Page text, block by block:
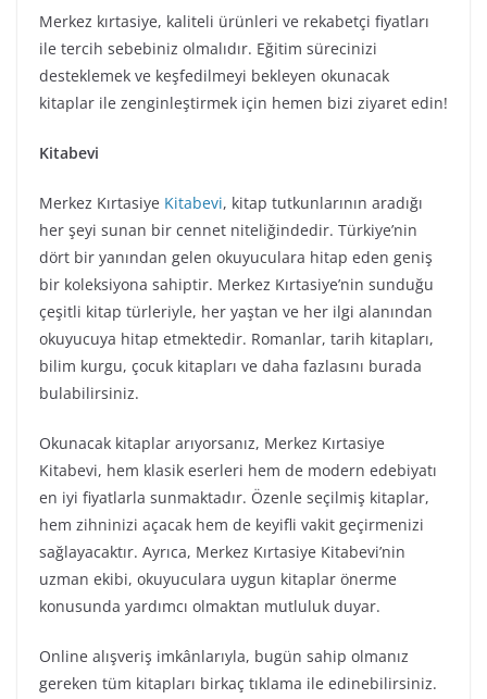
Merkez kırtasiye, kaliteli ürünleri ve rekabetçi fiyatları
ile tercih sebebiniz olmalıdır. Eğitim sürecinizi
desteklemek ve keşfedilmeyi bekleyen okunacak
kitaplar ile zenginleştirmek için hemen bizi ziyaret edin!
Kitabevi
Merkez Kırtasiye Kitabevi, kitap tutkunlarının aradığı
her şeyi sunan bir cennet niteliğindedir. Türkiye’nin
dört bir yanından gelen okuyuculara hitap eden geniş
bir koleksiyona sahiptir. Merkez Kırtasiye’nin sunduğu
çeşitli kitap türleriyle, her yaştan ve her ilgi alanından
okuyucuya hitap etmektedir. Romanlar, tarih kitapları,
bilim kurgu, çocuk kitapları ve daha fazlasını burada
bulabilirsiniz.
Okunacak kitaplar arıyorsanız, Merkez Kırtasiye
Kitabevi, hem klasik eserleri hem de modern edebiyatı
en iyi fiyatlarla sunmaktadır. Özenle seçilmiş kitaplar,
hem zihninizi açacak hem de keyifli vakit geçirmenizi
sağlayacaktır. Ayrıca, Merkez Kırtasiye Kitabevi’nin
uzman ekibi, okuyuculara uygun kitaplar önerme
konusunda yardımcı olmaktan mutluluk duyar.
Online alışveriş imkânlarıyla, bugün sahip olmanız
gereken tüm kitapları birkaç tıklama ile edinebilirsiniz.